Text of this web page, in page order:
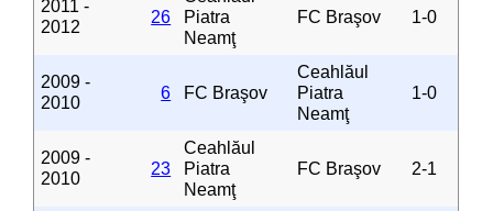
2011 -
2012
26
Piatra
Neamţ
FC Braşov 1-0
2009 -
2010
6 FC Braşov
Ceahlăul
Piatra
Neamţ
1-0
2009 -
2010
23
Ceahlăul
Piatra
Neamţ
FC Braşov 2-1